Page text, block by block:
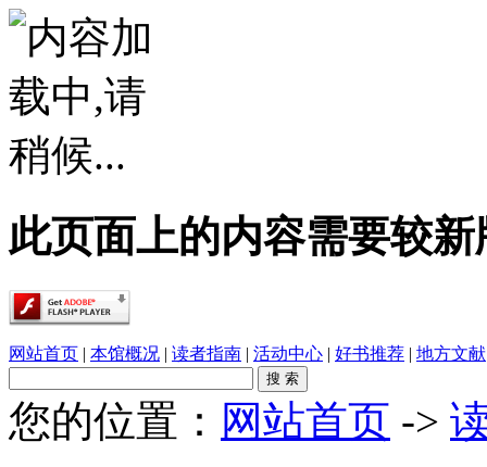
此页面上的内容需要较
网站首页 | 本馆概况 | 读者指南 | 活动中心 | 好书推荐 | 地方文献
您的位置： 网站首页 ->